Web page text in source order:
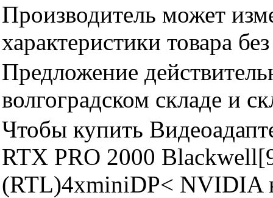
Производитель может
характеристики товара
Предложение
волгоградском складе и
Чтобы купить
RTX PRO 2000
(RTL)4xminiDP< NVIDIA